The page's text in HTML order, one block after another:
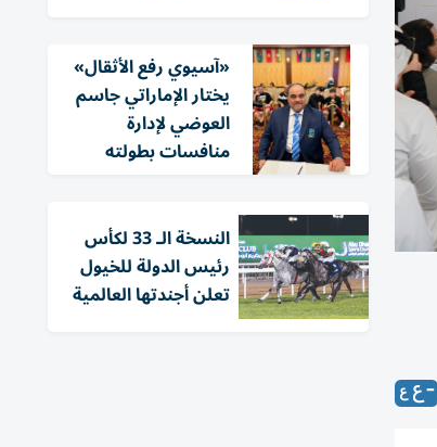
«آسيوي رفع الأثقال»
يختار الإماراتي جاسم
العوضي لإدارة
منافسات بطولته
النسخة الـ 33 لكأس
رئيس الدولة للخيول
تعلن أجندتها العالمية